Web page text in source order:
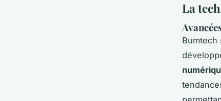
La
Bumtech